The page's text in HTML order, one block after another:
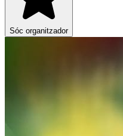
Sóc organitzador